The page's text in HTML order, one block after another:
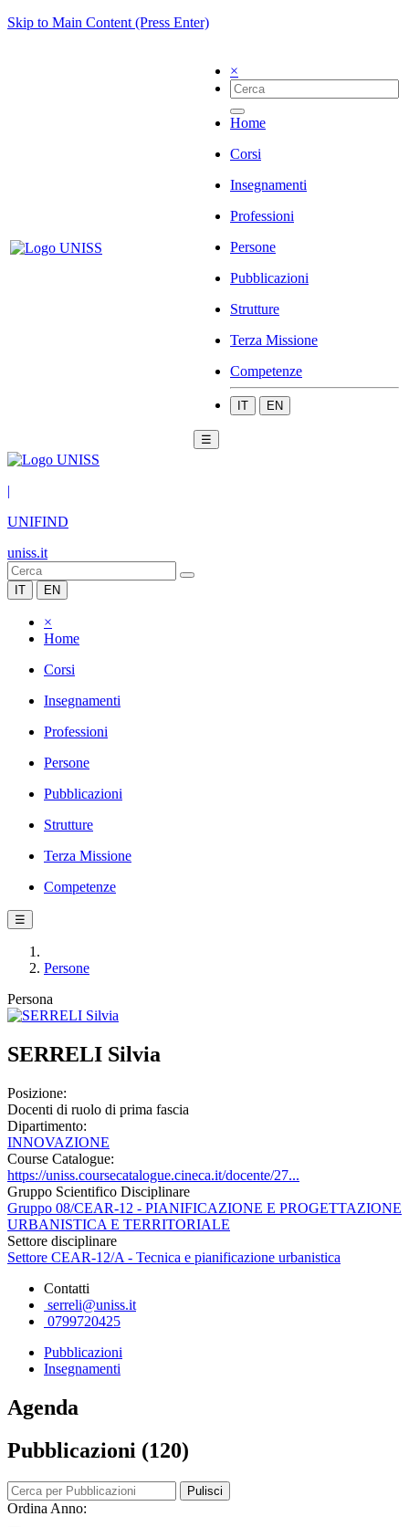
Skip to Main Content (Press Enter)
×
Home
Corsi
Insegnamenti
Professioni
Persone
Pubblicazioni
Strutture
Terza Missione
Competenze
IT EN
☰
|
UNIFIND
uniss.it
IT EN
×
Home
Corsi
Insegnamenti
Professioni
Persone
Pubblicazioni
Strutture
Terza Missione
Competenze
☰
Persone
Persona
SERRELI Silvia
Posizione:
Docenti di ruolo di prima fascia
Dipartimento:
INNOVAZIONE
Course Catalogue:
https://uniss.coursecatalogue.cineca.it/docente/27...
Gruppo Scientifico Disciplinare
Gruppo 08/CEAR-12 - PIANIFICAZIONE E PROGETTAZIONE
URBANISTICA E TERRITORIALE
Settore disciplinare
Settore CEAR-12/A - Tecnica e pianificazione urbanistica
Contatti
serreli@uniss.it
0799720425
Pubblicazioni
Insegnamenti
Agenda
Pubblicazioni (120)
Pulisci
Ordina Anno: